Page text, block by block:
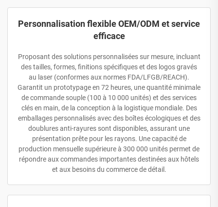
Personnalisation flexible OEM/ODM et service
efficace
Proposant des solutions personnalisées sur mesure, incluant
des tailles, formes, finitions spécifiques et des logos gravés
au laser (conformes aux normes FDA/LFGB/REACH).
Garantit un prototypage en 72 heures, une quantité minimale
de commande souple (100 à 10 000 unités) et des services
clés en main, de la conception à la logistique mondiale. Des
emballages personnalisés avec des boîtes écologiques et des
doublures anti-rayures sont disponibles, assurant une
présentation prête pour les rayons. Une capacité de
production mensuelle supérieure à 300 000 unités permet de
répondre aux commandes importantes destinées aux hôtels
et aux besoins du commerce de détail.